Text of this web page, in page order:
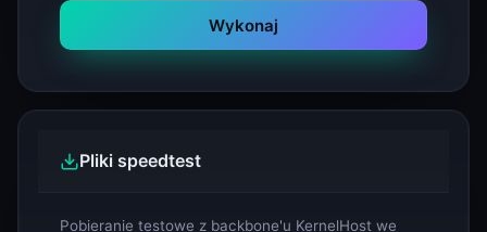
Wykonaj
Pliki speedtest
Pobieranie testowe z backbone'u KernelHost we